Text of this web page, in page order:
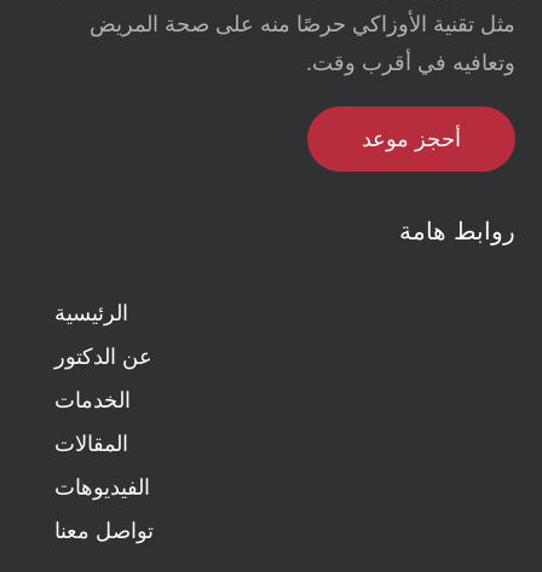
روابط هامة
الرئيسية
عن الدكتور
الخدمات
المقالات
الفيديوهات
تواصل معنا
مثل تقنية الأوزاكي حرصًا منه على صحة المريض
وتعافيه في أقرب وقت.
أحجز موعد